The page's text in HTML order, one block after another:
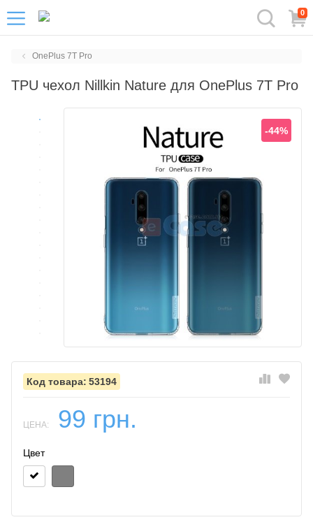
0
OnePlus 7T Pro
TPU чехол Nillkin Nature для OnePlus 7T Pro
-44%
53194
ЦЕНА: 99 грн.
Цвет